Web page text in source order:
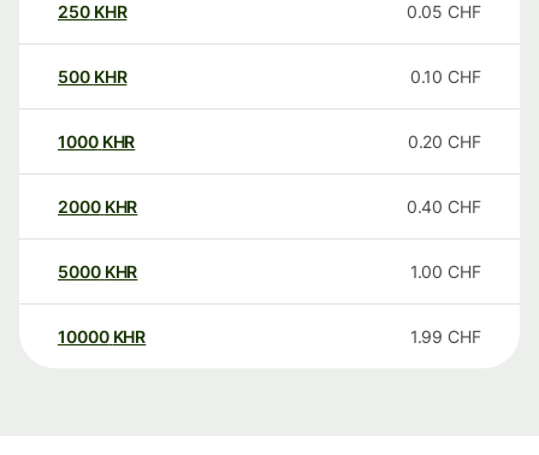
250 KHR 0.05 CHF
500 KHR 0.10 CHF
1000 KHR 0.20 CHF
2000 KHR 0.40 CHF
5000 KHR 1.00 CHF
10000 KHR 1.99 CHF